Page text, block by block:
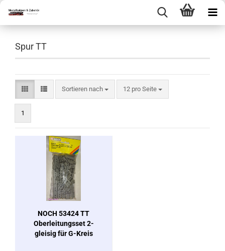
Spur TT
Sortieren nach
Sortieren nach 12 pro Seite
pro Seite
1
NOCH 53424 TT
Oberleitungsset 2-
gleisig für G-Kreis